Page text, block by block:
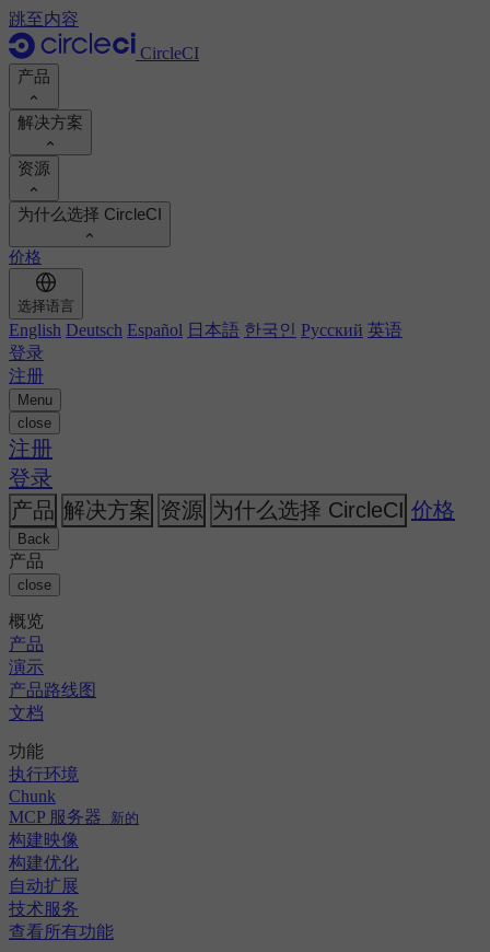
跳至内容
CircleCI
产品
产品
演示
产品路线图
执行环境
Chunk
MCP 服务器
构建映像
构建优化
自动扩展
技术服务
GitHub
GitLab
Bitbucket
AWS
GCP
Azure
Kubernetes
解决方案
开发人员
平台工程师
安全工程师
工程经理
业务领导
AI 代理
自动化
持续集成
移动应用
人工智能
发布编排
安全与合规
企业
中小企业
初创公司
资源
文档
支持门户
Orbs 注册表
图像注册表
客户案例
报告和指南
播客
博客
主题
变更日志
活动
开源
为什么选择 CircleCI
计算投资回报率
计算投资回报率
对标您的团队
查看客户成功案例
CircleCI 与 GitHub Actions
CircleCI 与 Harness
CircleCI 与 Buildkite
CircleCI 与 Jenkins
CircleCI 与 Bitrise
职业机会
合作伙伴
新闻中心
价格
选择语言
English Deutsch Español 日本語 한국인 Русский 英语
登录
注册
Menu
close
注册
登录
产品 解决方案 资源 为什么选择 CircleCI 价格
Back
产品
close
概览
产品
演示
产品路线图
文档
功能
执行环境
Chunk
MCP 服务器
新的
构建映像
构建优化
自动扩展
技术服务
查看所有功能